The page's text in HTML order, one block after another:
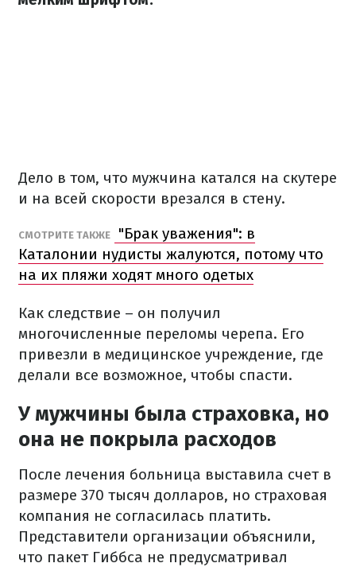
Дело в том, что мужчина катался на скутере
и на всей скорости врезался в стену.
СМОТРИТЕ ТАКЖЕ
"Брак уважения": в
Каталонии нудисты жалуются, потому что
на их пляжи ходят много одетых
Как следствие – он получил
многочисленные переломы черепа. Его
привезли в медицинское учреждение, где
делали все возможное, чтобы спасти.
У мужчины была страховка, но
она не покрыла расходов
После лечения больница выставила счет в
размере 370 тысяч долларов, но страховая
компания не согласилась платить.
Представители организации объяснили,
что пакет Гиббса не предусматривал